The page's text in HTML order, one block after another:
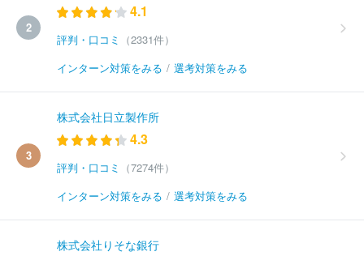
2
4.1
評判・口コミ
（2331件）
インターン対策をみる / 選考対策をみる
3
株式会社日立製作所
4.3
評判・口コミ
（7274件）
インターン対策をみる / 選考対策をみる
株式会社りそな銀行